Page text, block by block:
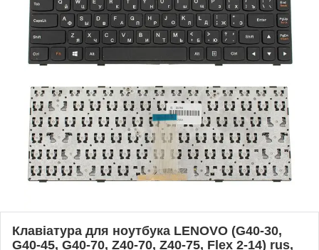
Клавіатура для ноутбука LENOVO (G40-30,
G40-45, G40-70, Z40-70, Z40-75, Flex 2-14) rus,